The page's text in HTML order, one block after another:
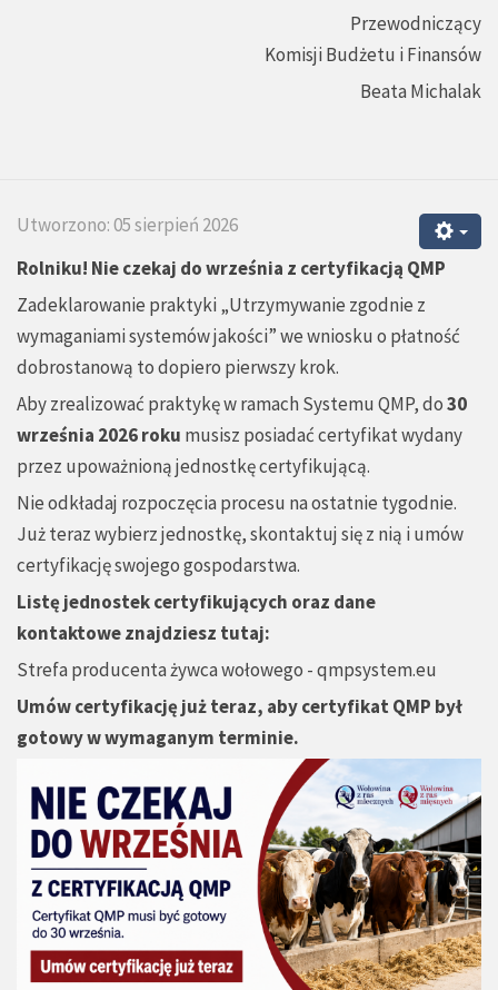
Przewodniczący
Komisji Budżetu i Finansów
Beata Michalak
Utworzono: 05 sierpień 2026
Rolniku! Nie czekaj do września z certyfikacją QMP
Zadeklarowanie praktyki „Utrzymywanie zgodnie z
wymaganiami systemów jakości” we wniosku o płatność
dobrostanową to dopiero pierwszy krok.
Aby zrealizować praktykę w ramach Systemu QMP, do30
września 2026 roku musisz posiadać certyfikat wydany
przez upoważnioną jednostkę certyfikującą.
Nie odkładaj rozpoczęcia procesu na ostatnie tygodnie.
Już teraz wybierz jednostkę, skontaktuj się z nią i umów
certyfikację swojego gospodarstwa.
Listę jednostek certyfikujących oraz dane
kontaktowe znajdziesz tutaj:
Strefa producenta żywca wołowego - qmpsystem.eu
Umów certyfikację już teraz, aby certyfikat QMP był
gotowy w wymaganym terminie.